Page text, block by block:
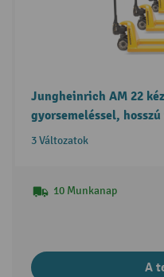
Jungheinrich AM 22
gyorsemeléssel,
3 Változatok
10 Munkanap
A